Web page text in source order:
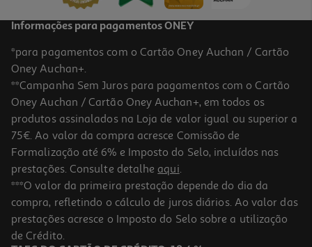
Informações para pagamentos ONEY
*para pagamentos com o Cartão Oney Auchan / Cartão
Oney Auchan+.
**Campanha Sem Juros para pagamentos com o Cartão
Oney Auchan / Cartão Oney Auchan+, em todos os
produtos assinalados na Loja de valor igual ou superior a
75€. Ao valor da compra acresce Comissão de
Formalização até 6% e Imposto do Selo, incluídos nas
prestações. Consulte detalhe aqui.
***O valor da primeira prestação depende do dia da
compra, refletindo o cálculo de juros diários. Ao valor das
prestações acresce o Imposto do Selo sobre a utilização
de Crédito.